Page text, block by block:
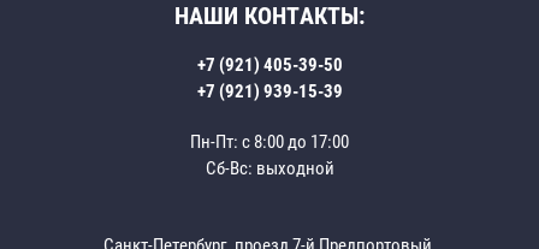
НАШИ КОНТАКТЫ:
+7 (921) 405-39-50
+7 (921) 939-15-39
Пн-Пт: с 8:00 до 17:00
Сб-Вс: выходной